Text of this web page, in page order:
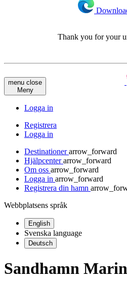
Thank you for your
menu close
Meny
Logga in
Registrera
Logga in
Destinationerarrow_forward
Hjälpcenterarrow_forward
Om oss arrow_forward
Logga in arrow_forward
Registrera din hamn
Webbplatsens språk
English
Svenska language
Deutsch
Sandhamn